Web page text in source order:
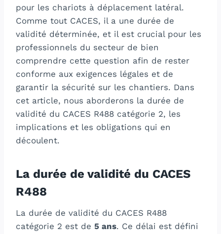
pour les chariots à déplacement latéral.
Comme tout CACES, il a une durée de
validité déterminée, et il est crucial pour les
professionnels du secteur de bien
comprendre cette question afin de rester
conforme aux exigences légales et de
garantir la sécurité sur les chantiers. Dans
cet article, nous aborderons la durée de
validité du CACES R488 catégorie 2, les
implications et les obligations qui en
découlent.
La durée de validité du CACES
R488
La durée de validité du CACES R488
catégorie 2 est de 5 ans. Ce délai est défini